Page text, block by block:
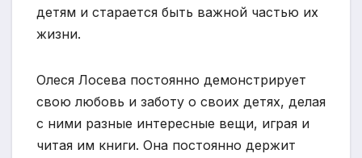
детям и старается быть важной частью их
жизни.
Олеся Лосева постоянно демонстрирует
свою любовь и заботу о своих детях, делая
с ними разные интересные вещи, играя и
читая им книги. Она постоянно держит